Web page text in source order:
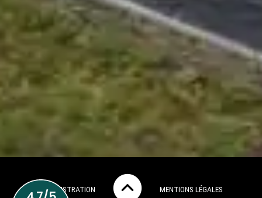
ADMINISTRATION MENTIONS LÉGALES